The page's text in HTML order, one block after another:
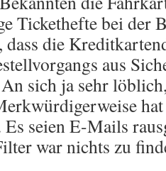
Tickethefte bei der
die
aus
sich ja sehr
seien E-Mails
war nichts zu